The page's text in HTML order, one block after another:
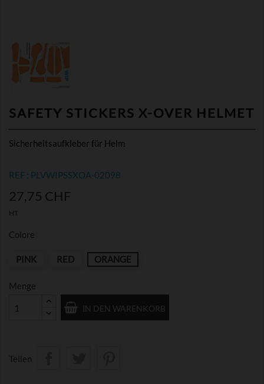
SAFETY STICKERS X-OVER HELMET
Sicherheitsaufkleber für Helm
REF : PLVWIPSSXOA-02098
27,75 CHF
HT
Colore
PINK RED ORANGE
Menge
IN DEN WARENKORB
Teilen